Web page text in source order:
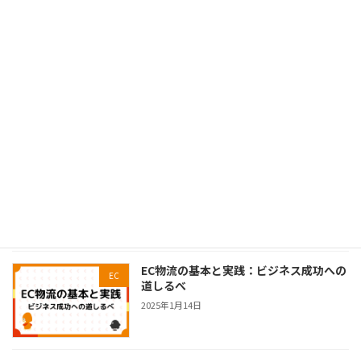
EC
EC物流の基本と実践：ビジネス成功への
道しるべ
2025年1月14日